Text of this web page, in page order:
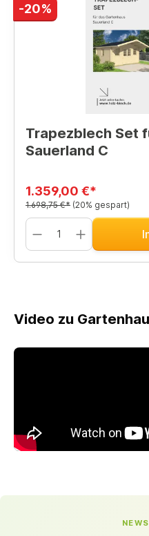
-20%
Trapezblech Set
Sauerland C
1.359,00 €*
1.698,75 €* (20% gespart)
Video zu